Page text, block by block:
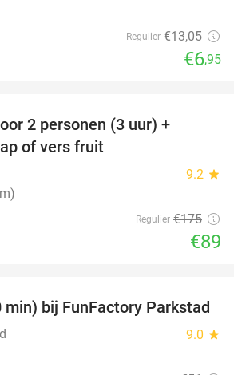
Regulier €13,05
€6,95
2 personen (3 uur) +
of vers fruit
9.2 star
Regulier €175
€89
47%
min) bij FunFactory Parkstad
9.0 star